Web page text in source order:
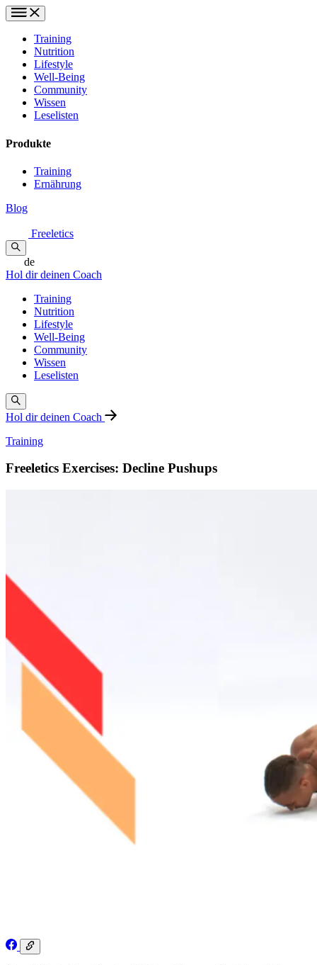
Training
Nutrition
Lifestyle
Well-Being
Community
Wissen
Leselisten
Produkte
Training
Ernährung
Blog
Freeletics
de
Hol dir deinen Coach
Training
Nutrition
Lifestyle
Well-Being
Community
Wissen
Leselisten
Hol dir deinen Coach
Training
Freeletics Exercises: Decline Pushups